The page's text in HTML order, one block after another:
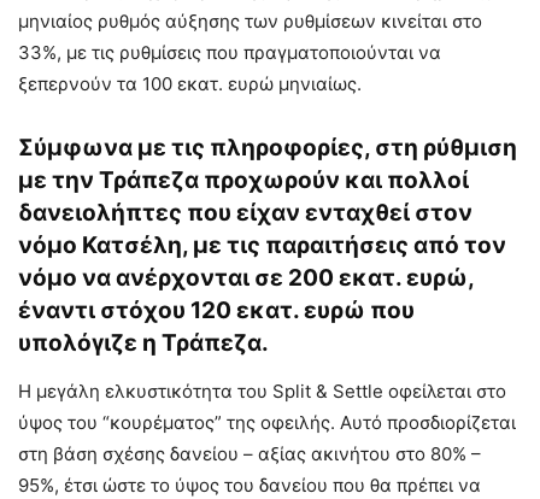
μηνιαίος ρυθμός αύξησης των ρυθμίσεων κινείται στο
33%, με τις ρυθμίσεις που πραγματοποιούνται να
ξεπερνούν τα 100 εκατ. ευρώ μηνιαίως.
Σύμφωνα με τις πληροφορίες, στη ρύθμιση
με την Τράπεζα προχωρούν και πολλοί
δανειολήπτες που είχαν ενταχθεί στον
νόμο Κατσέλη, με τις παραιτήσεις από τον
νόμο να ανέρχονται σε 200 εκατ. ευρώ,
έναντι στόχου 120 εκατ. ευρώ που
υπολόγιζε η Τράπεζα.
Η μεγάλη ελκυστικότητα του Split & Settle οφείλεται στο
ύψος του “κουρέματος” της οφειλής. Αυτό προσδιορίζεται
στη βάση σχέσης δανείου – αξίας ακινήτου στο 80% –
95%, έτσι ώστε το ύψος του δανείου που θα πρέπει να